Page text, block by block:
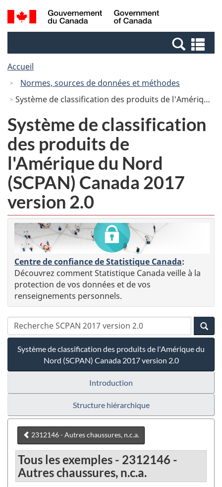
Passer
au
Passer
à
Canada
Recherche
et
et
Accueil
Normes, sources de données et méthodes
Système de classification des produits de l'Amérique du Nord (SCPAN) Canada 2017 version 2.0
Système de classification
des produits de
l'Amérique du Nord
(SCPAN) Canada 2017
version 2.0
Centre de confiance de Statistique Canada:
Découvrez comment Statistique Canada veille à la
protection de vos données et de vos
renseignements personnels.
Système de classification des produits de l'Amérique du
Nord (SCPAN) Canada 2017 version 2.0
Introduction
Structure hiérarchique
2312146 - Autres chaussures, n.c.a.
Tous les exemples - 2312146 -
Autres chaussures, n.c.a.